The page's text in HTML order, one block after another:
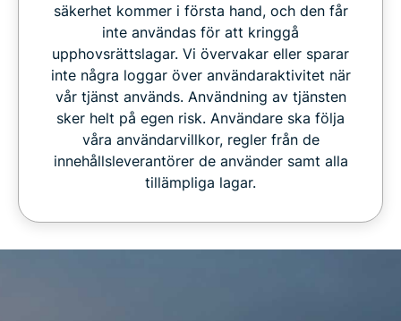
säkerhet kommer i första hand, och den får
inte användas för att kringgå
upphovsrättslagar. Vi övervakar eller sparar
inte några loggar över användaraktivitet när
vår tjänst används. Användning av tjänsten
sker helt på egen risk. Användare ska följa
våra användarvillkor, regler från de
innehållsleverantörer de använder samt alla
tillämpliga lagar.